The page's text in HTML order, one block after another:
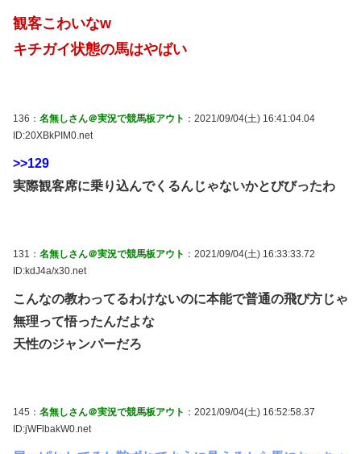
観客こわいなw
キチガイ状態の馬はやばい
136： 名無しさん＠実況で競馬板アウト ：2021/09/04(土) 16:41:04.04
ID:20XBkPIM0.net
>>129
実際観客席に乗り込んでくるんじゃないかとびびったわ
131： 名無しさん＠実況で競馬板アウト ：2021/09/04(土) 16:33:33.72
ID:kdJ4a/x30.net
こんなの教わってるわけないのに本能で普通の飛び方じゃ
無理って悟ったんだよな
天性のジャンパーだろ
145： 名無しさん＠実況で競馬板アウト ：2021/09/04(土) 16:52:58.37
ID:jWFlbakW0.net